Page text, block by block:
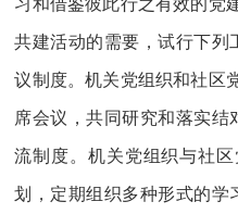
习和借鉴彼此行之有效的党
共建活动的需要，试行下列
议制度。机关党组织和社区
席会议，共同研究和落实
流制度。机关党组织与社
划，定期组织多种形式的学